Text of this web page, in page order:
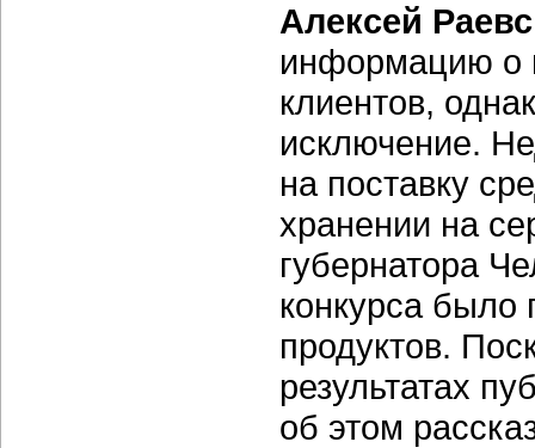
Алексей
информацию о
клиентов,
исключение.
на поставку
хранении на
губернатора
конкурса было
продуктов.
результатах
об этом